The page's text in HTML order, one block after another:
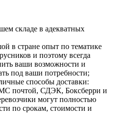
складе в адекватных
в стране опыт по тематике
и поэтому всегда
ваши возможности и
под ваши потребности;
способы доставки:
почтой, СДЭК, Боксберри и
могут полностью
по срокам, стоимости и